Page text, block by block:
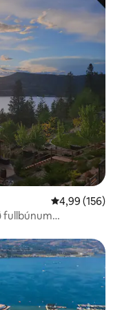
4,99 af 5 í
4,99 (156)
fullbúnum